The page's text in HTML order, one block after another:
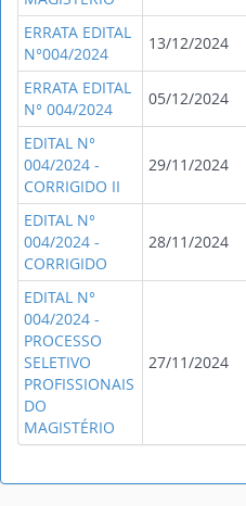
ERRATA EDITAL
N°004/2024
13/12/2024
ERRATA EDITAL
N° 004/2024
05/12/2024
EDITAL N°
004/2024 -
CORRIGIDO II
29/11/2024
EDITAL N°
004/2024 -
CORRIGIDO
28/11/2024
EDITAL N°
004/2024 -
PROCESSO
SELETIVO
PROFISSIONAIS
DO
MAGISTÉRIO
27/11/2024